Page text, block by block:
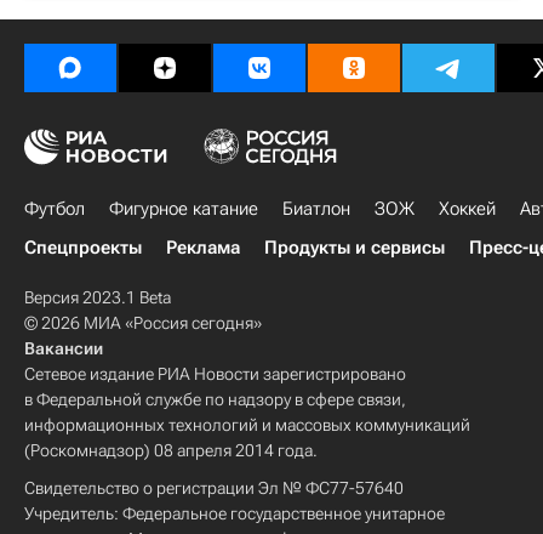
Футбол Фигурное катание Биатлон ЗОЖ Хоккей
Спецпроекты
Реклама Продукты и сервисы Пресс-
Версия 2023.1 Beta
© 2026 МИА «Россия сегодня»
Вакансии
Сетевое издание РИА Новости зарегистрировано
в Федеральной службе по надзору в сфере связи,
информационных технологий и массовых коммуникаций
(Роскомнадзор) 08 апреля 2014 года.
Свидетельство о регистрации Эл № ФС77-57640
Учредитель: Федеральное государственное унитарное